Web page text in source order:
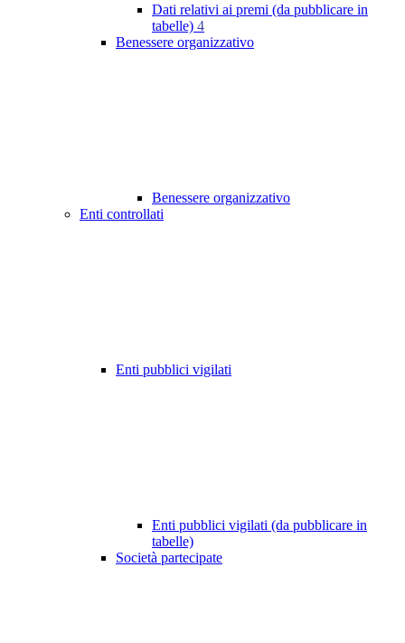
Dati relativi ai premi (da pubblicare in
tabelle) 4
Benessere organizzativo
Benessere organizzativo
Enti controllati
Enti pubblici vigilati
Enti pubblici vigilati (da pubblicare in
tabelle)
Società partecipate